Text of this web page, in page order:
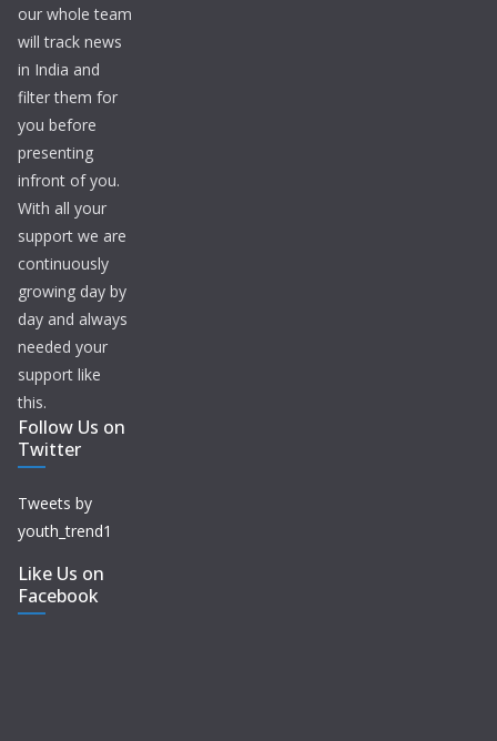
our whole team
will track news
in India and
filter them for
you before
presenting
infront of you.
With all your
support we are
continuously
growing day by
day and always
needed your
support like
this.
Follow Us on
Twitter
Tweets by
youth_trend1
Like Us on
Facebook